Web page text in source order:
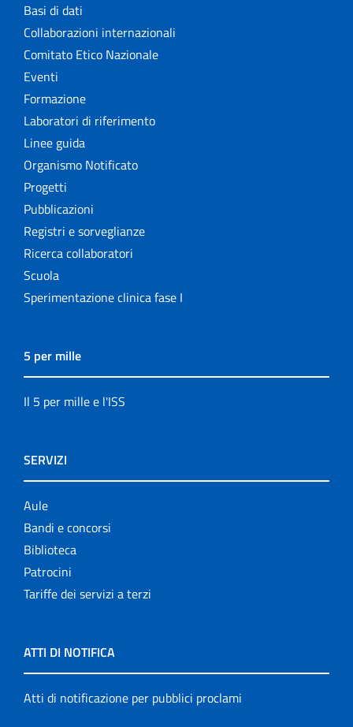
Basi di dati
Collaborazioni internazionali
Comitato Etico Nazionale
Eventi
Formazione
Laboratori di riferimento
Linee guida
Organismo Notificato
Progetti
Pubblicazioni
Registri e sorveglianze
Ricerca collaboratori
Scuola
Sperimentazione clinica fase I
5 per mille
Il 5 per mille e l'ISS
SERVIZI
Aule
Bandi e concorsi
Biblioteca
Patrocini
Tariffe dei servizi a terzi
ATTI DI NOTIFICA
Atti di notificazione per pubblici proclami